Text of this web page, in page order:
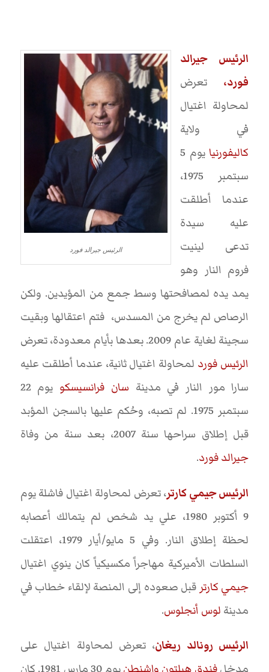
الرئيس جيرالد فورد
الرئيس جيرالد
فورد، تعرض
لمحاولة اغتيال
في ولاية
كاليفورنيا
يوم 5
سبتمبر 1975،
عندما أطلقت
عليه سيدة
تدعى لينيت
فروم النار وهو
يمد يده لمصافحتها وسط جمع من المؤيدين. ولكن
الرصاص لم يخرج من المسدس، فتم اعتقالها وبقيت
سجينة لغاية عام 2009. بعدها بأيام معدودة، تعرض
الرئيس فورد لمحاولة اغتيال ثانية، عندما أطلقت عليه
سارا مور النار في مدينة سان فرانسيسكو
يوم 22
سبتمبر 1975. لم تصبه، وحُكم عليها بالسجن المؤبد
قبل إطلاق سراحها سنة 2007، بعد سنة من وفاة
جيرالد فورد.
الرئيس جيمي كارتر، تعرض لمحاولة اغتيال فاشلة يوم
9 أكتوبر 1980، علي يد شخص لم يتمالك أعصابه
لحظة إطلاق النار. وفي 5 مايو/أيار 1979، اعتقلت
السلطات الأميركية مهاجراً مكسيكياً كان ينوي اغتيال
جيمي كارتر قبل صعوده إلى المنصة لإلقاء خطاب في
مدينة لوس أنجلوس.
الرئيس رونالد ريغان، تعرض لمحاولة اغتيال على